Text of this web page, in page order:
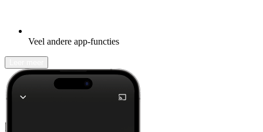
Veel andere app-functies